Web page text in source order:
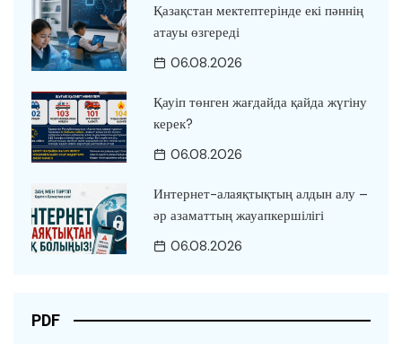
Қазақстан мектептерінде екі пәннің
атауы өзгереді
06.08.2026
Қауіп төнген жағдайда қайда жүгіну
керек?
06.08.2026
Интернет-алаяқтықтың алдын алу –
әр азаматтың жауапкершілігі
06.08.2026
PDF